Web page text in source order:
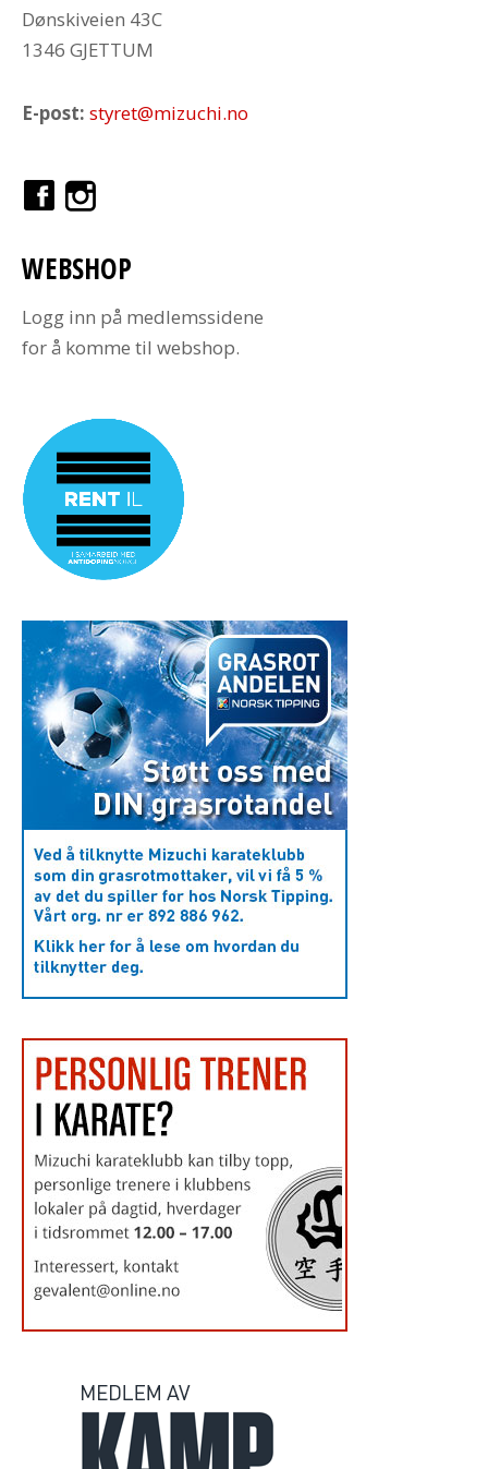
Dønskiveien 43C
1346 GJETTUM
E-post: styret@mizuchi.no
WEBSHOP
Logg inn på medlemssidene
for å komme til webshop.